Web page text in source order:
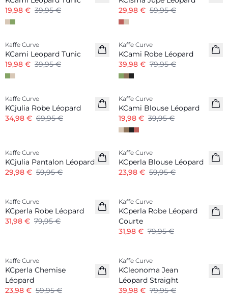
19,98 € 39,95 €
29,98 € 59,95 €
-50%
Kaffe Curve
KCami Leopard Tunic
19,98 € 39,95 €
-50%
Kaffe Curve
KCami Robe Léopard
39,98 € 79,95 €
-50%
Kaffe Curve
KCjulia Robe Léopard
34,98 € 69,95 €
-50%
Kaffe Curve
KCami Blouse Léopard
19,98 € 39,95 €
Kaffe Curve
KCjulia Pantalon Léopard
29,98 € 59,95 €
-60%
Kaffe Curve
KCperla Blouse Léopard
23,98 € 59,95 €
Kaffe Curve
KCperla Robe Léopard
31,98 € 79,95 €
Kaffe Curve
KCperla Robe Léopard
Courte
31,98 € 79,95 €
Kaffe Curve
KCperla Chemise
Léopard
23,98 € 59,95 €
Kaffe Curve
KCleonoma Jean
Léopard Straight
39,98 € 79,95 €